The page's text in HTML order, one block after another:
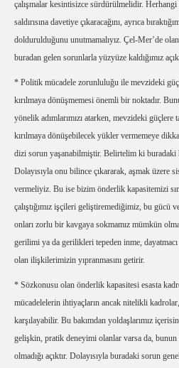
çalışmalar kesintisizce sürdürülmelidir.
saldırısına davetiye çıkaracağını, ayrıca
doldurulduğunu unutmamalıyız. Çel-Mer’de
buradan gelen sorunlarla yüzyüze kaldığımız
* Politik mücadele zorunluluğu ile mevzideki
kırılmaya dönüşmemesi önemli bir noktadır.
yönelik adımlarımızı atarken, mevzideki güçlere
kırılmaya dönüşebilecek yükler vermemeye
dizi sorun yaşanabilmiştir. Belirtelim ki buradaki
Dolayısıyla onu bilince çıkararak, aşmak üzere
vermeliyiz. Bu ise bizim önderlik kapasitemizi
çalıştığımız işçileri geliştiremediğimiz, bu gücü
onları zorlu bir kavgaya sokmamız mümkün
gerilimi ya da gerilikleri tepeden inme,
olan ilişkilerimizin yıpranmasını getirir.
* Sözkonusu olan önderlik kapasitesi esasta
mücadelelerin ihtiyaçların ancak nitelikli
karşılayabilir. Bu bakımdan yoldaşlarımız
gelişkin, pratik deneyimi olanlar varsa da, bunun
olmadığı açıktır. Dolayısıyla buradaki sorun